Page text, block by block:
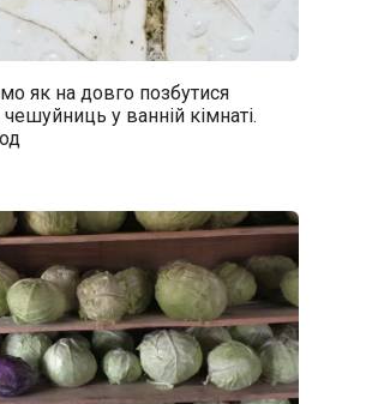
як на довго позбутися
у ванній кімнаті.